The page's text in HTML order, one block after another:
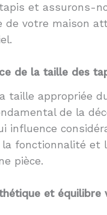
et assurons-
de votre maison
de la taille des
taille appropriée
de la
influence
fonctionnalité et
pièce.
et équilibre